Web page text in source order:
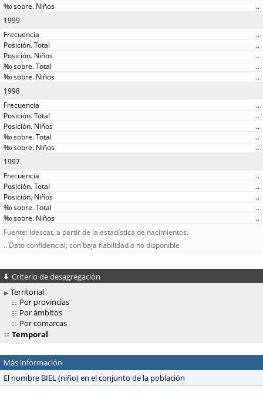
..
1999
..
..
..
..
..
1998
..
..
..
..
..
1997
..
..
..
..
..
Fuente: Idescat, a partir de la estadística de nacimientos.
.. Dato confidencial, con baja fiabilidad o no disponible
Criterio de desagregación
Territorial
Por provincias
Por ámbitos
Por comarcas
Temporal
Más información
El nombre BIEL (niño) en el conjunto de la población